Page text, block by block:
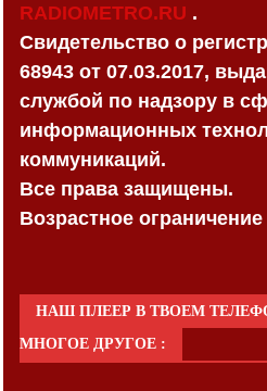
RADIOMETRO.RU .
Свидетельство о
68943 от 07.03.2017,
службой по надзору в
информационных
коммуникаций.
Все права защищены.
Возрастное ограничение
НАШ ПЛЕЕР В ТВОЕМ
МНОГОЕ ДРУГОЕ :